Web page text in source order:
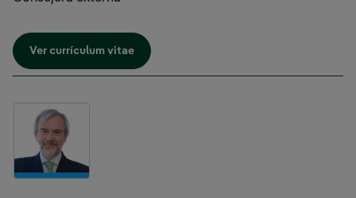
Ver currículum vitaeEnlace externo, se abre en ventana nueva.